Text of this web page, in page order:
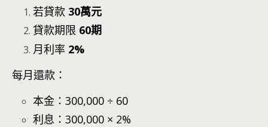
若貸款 30萬元
貸款期限 60期
月利率 2%
每月還款：
本金：300,000 ÷ 60
利息：300,000 × 2%